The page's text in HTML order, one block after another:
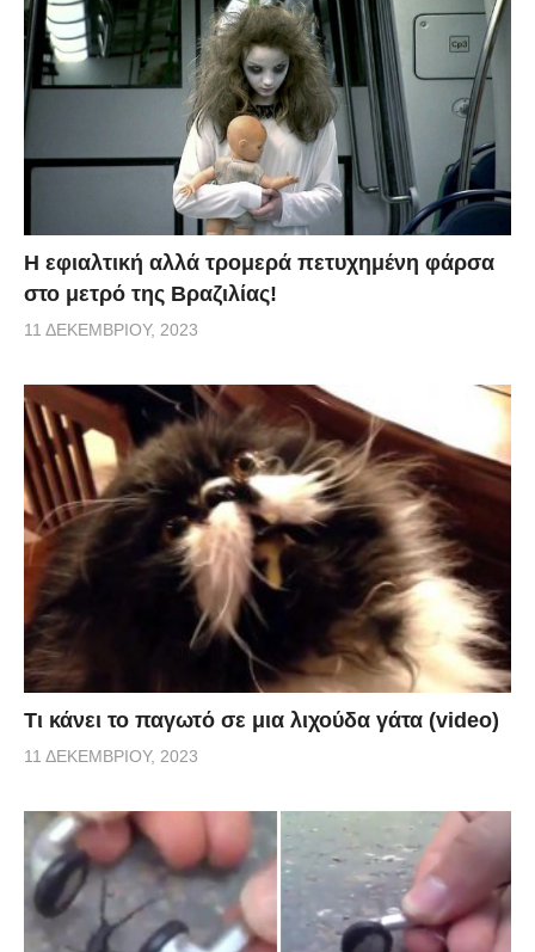
H εφιαλτική αλλά τρομερά πετυχημένη φάρσα
στο μετρό της Βραζιλίας!
11 ΔΕΚΕΜΒΡΊΟΥ, 2023
Τι κάνει το παγωτό σε μια λιχούδα γάτα (video)
11 ΔΕΚΕΜΒΡΊΟΥ, 2023